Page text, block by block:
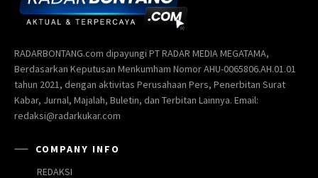
RADARBONTANG.com dipayungi PT RADAR MEDIA MEGATAMA,
Berdasarkan Keputusan Menkumham Nomor AHU-0065806.AH.01.01
tahun 2021, dengan aktivitas Perusahaan Pers, Penerbitan Surat
Kabar, Jurnal, Majalah, Buletin, dan Terbitan Lainnya. Email:
redaksi@radarkukar.com
COMPANY INFO
REDAKSI